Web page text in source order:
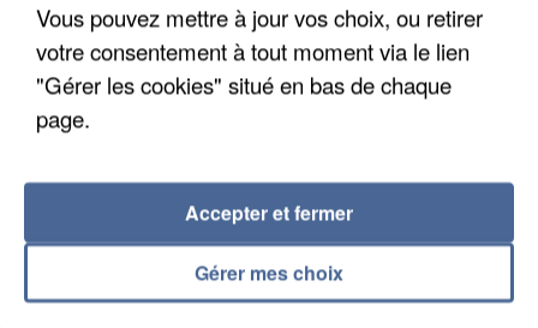
7 août 2026
Les données de 300 000 clients dérobées à
Intermarché après une...
Vous pouvez mettre à jour vos choix, ou retirer
votre consentement à tout moment via le lien
"Gérer les cookies" situé en bas de chaque
page.
Gérer mes choix
Accepter et fermer